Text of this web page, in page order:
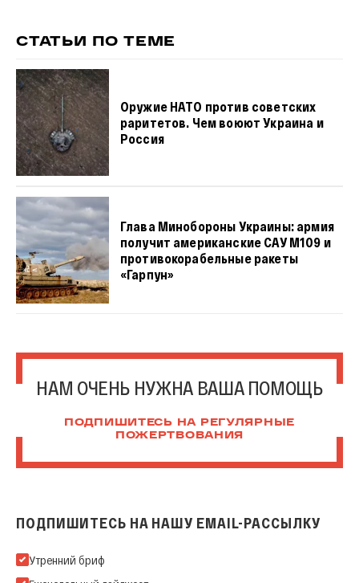
СТАТЬИ ПО ТЕМЕ
Оружие НАТО против советских
раритетов. Чем воюют Украина и
Россия
Глава Минобороны Украины: армия
получит американские САУ М109 и
противокорабельные ракеты
«Гарпун»
НАМ ОЧЕНЬ НУЖНА ВАША ПОМОЩЬ
ПОДПИШИТЕСЬ НА РЕГУЛЯРНЫЕ
ПОЖЕРТВОВАНИЯ
ПОДПИШИТЕСЬ НА НАШУ EMAIL-РАССЫЛКУ
Подпишитесь на нашу Email-рассылку
Утренний бриф